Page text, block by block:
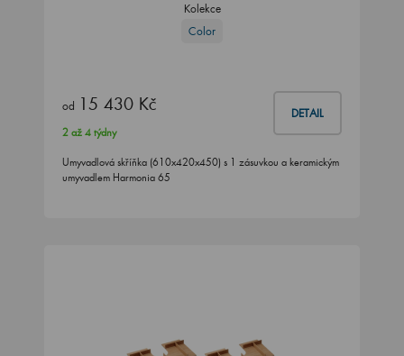
Kolekce
Color
od 15 430 Kč DETAIL
2 až 4 týdny
Umyvadlová skříňka (610x420x450) s 1 zásuvkou a keramickým
umyvadlem Harmonia 65